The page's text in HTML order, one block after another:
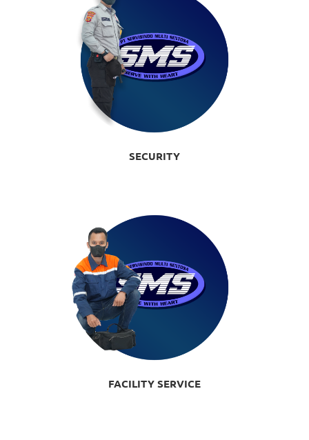
SECURITY
FACILITY SERVICE